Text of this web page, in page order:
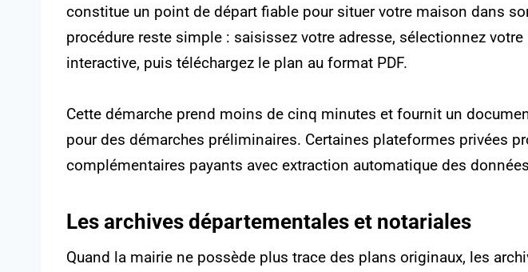
constitue un point de départ fiable pour situer votre maison dans
procédure reste simple : saisissez votre adresse, sélectionnez
interactive, puis téléchargez le plan au format PDF.
Cette démarche prend moins de cinq minutes et fournit un
pour des démarches préliminaires. Certaines plateformes privées
complémentaires payants avec extraction automatique des
Les archives départementales et notariales
Quand la mairie ne possède plus trace des plans originaux, les